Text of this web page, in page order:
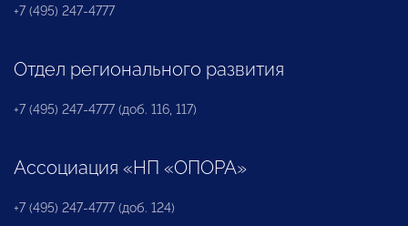
+7 (495) 247-4777
Отдел регионального развития
+7 (495) 247-4777 (доб. 116, 117)
Ассоциация «НП «ОПОРА»
+7 (495) 247-4777 (доб. 124)